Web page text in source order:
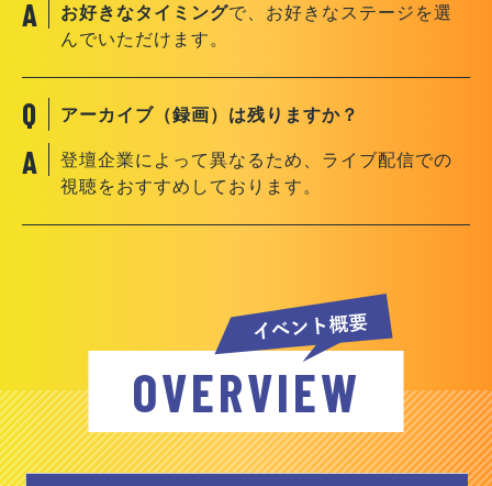
お好きなタイミングで、お好きなステージを選
んでいただけます。
アーカイブ（録画）は残りますか？
登壇企業によって異なるため、ライブ配信での
視聴をおすすめしております。
OVERVIEW